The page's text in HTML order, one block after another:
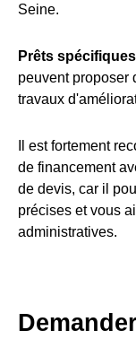
Seine.
Prêts
peuvent proposer
travaux
Il est fortement
de financement
de devis, car il
précises et vous
administratives.